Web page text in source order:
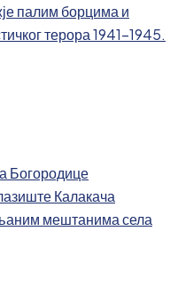
палим борцима и
терора 1941-1945.
Богородице
Калакача
мештанима села